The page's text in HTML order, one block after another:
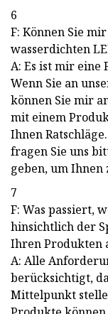
6
F: Können Sie
wasserdichten
A: Es ist mir eine
Wenn Sie an
können Sie mir
mit einem
Ihnen
fragen Sie uns
geben, um Ihnen
7
F: Was passiert,
hinsichtlich der
Ihren Produkten
A: Alle
berücksichtigt,
Mittelpunkt